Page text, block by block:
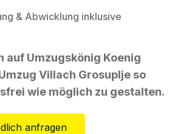
& Abwicklung inklusive
auf Umzugskönig Koenig
Villach Grosuplje so
wie möglich zu gestalten.
anfragen